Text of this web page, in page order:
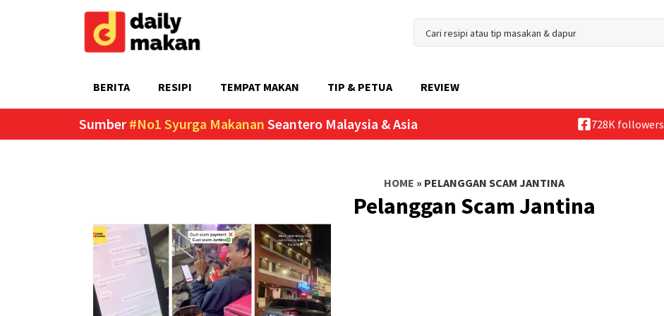
BERITA RESIPI TEMPAT MAKAN TIP & PETUA REVIEW
Sumber #No1 Syurga Makanan Seantero Malaysia & Asia 728K followers
HOME » PELANGGAN SCAM JANTINA
Pelanggan Scam Jantina